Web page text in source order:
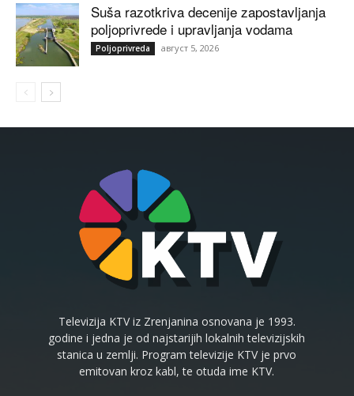
Suša razotkriva decenije zapostavljanja
poljoprivrede i upravljanja vodama
Poljoprivreda август 5, 2026
Televizija KTV iz Zrenjanina osnovana je 1993.
godine i jedna je od najstarijih lokalnih televizijskih
stanica u zemlji. Program televizije KTV je prvo
emitovan kroz kabl, te otuda ime KTV.